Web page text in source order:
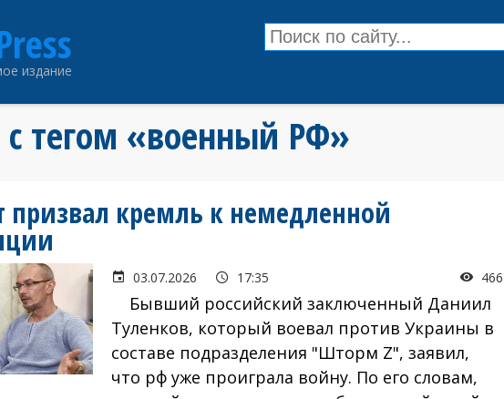
издание
с тегом «военный РФ»
призвал кремль к немедленной
03.07.2026 17:35 466
Бывший российский заключенный Даниил
Туленков, который воевал против Украины в
составе подразделения "Шторм Z", заявил,
что рф уже проиграла войну. По его словам,